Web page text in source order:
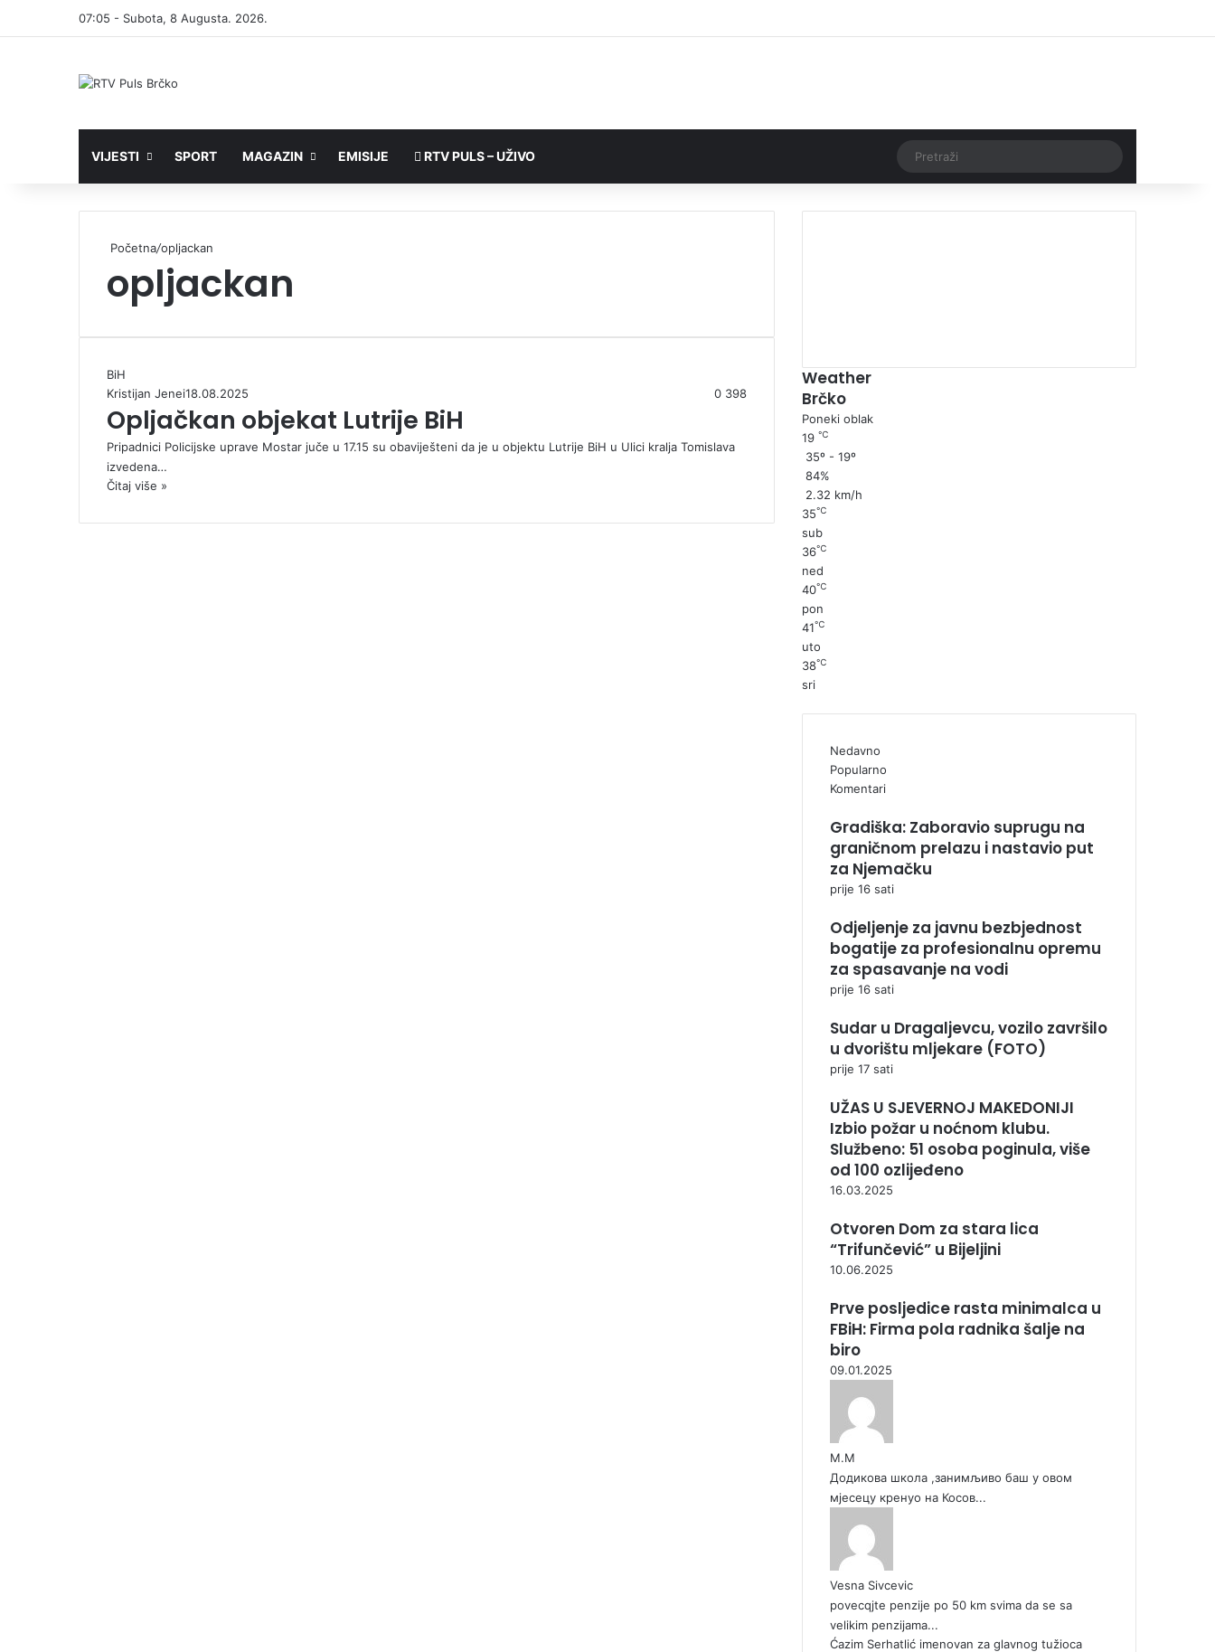
07:05 - Subota, 8 Augusta. 2026.
Threads
VIJESTI SPORT MAGAZIN EMISIJE RTV PULS – UŽIVO
Početna/opljackan
opljackan
BiH
Kristijan Jenei18.08.2025 0 398
Opljačkan objekat Lutrije BiH
Pripadnici Policijske uprave Mostar juče u 17.15 su obaviješteni da je u objektu Lutrije BiH u Ulici kralja Tomislava
izvedena…
Čitaj više »
Weather
Brčko
Poneki oblak
19 ℃
35º - 19º
84%
2.32 km/h
35℃
sub
36℃
ned
40℃
pon
41℃
uto
38℃
sri
Nedavno
Popularno
Komentari
Gradiška: Zaboravio suprugu na
graničnom prelazu i nastavio put
za Njemačku
prije 16 sati
Odjeljenje za javnu bezbjednost
bogatije za profesionalnu opremu
za spasavanje na vodi
prije 16 sati
Sudar u Dragaljevcu, vozilo završilo
u dvorištu mljekare (FOTO)
prije 17 sati
UŽAS U SJEVERNOJ MAKEDONIJI
Izbio požar u noćnom klubu.
Službeno: 51 osoba poginula, više
od 100 ozlijeđeno
16.03.2025
Otvoren Dom za stara lica
“Trifunčević” u Bijeljini
10.06.2025
Prve posljedice rasta minimalca u
FBiH: Firma pola radnika šalje na
biro
09.01.2025
М.М
Додикова школа ,занимљиво баш у овом
мјесецу кренуо на Косов...
Vesna Sivcevic
povecqjte penzije po 50 km svima da se sa
velikim penzijama...
Ćazim Serhatlić imenovan za glavnog tužioca